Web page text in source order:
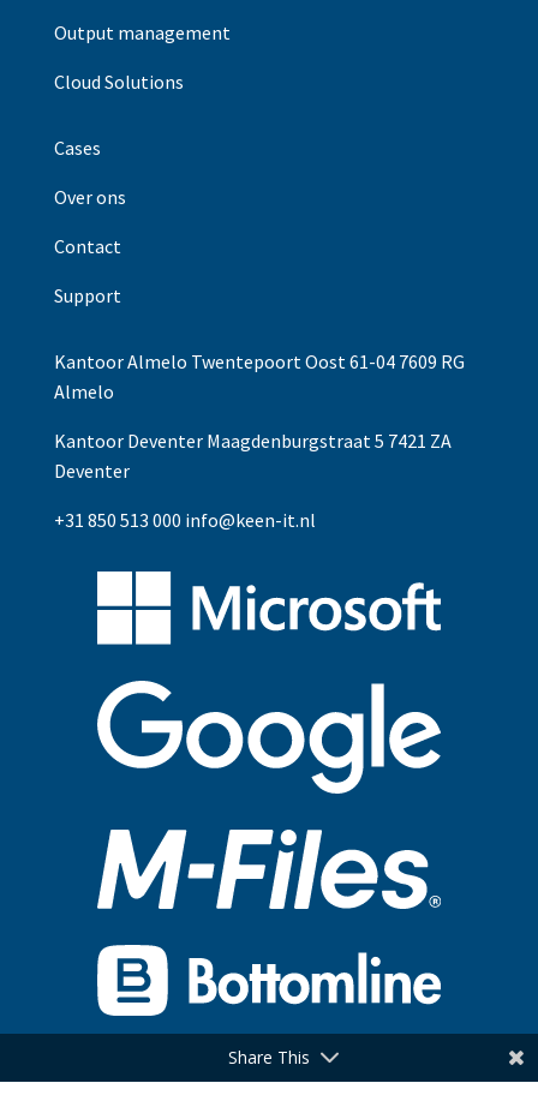
Output management
Cloud Solutions
Cases
Over ons
Contact
Support
Kantoor Almelo Twentepoort Oost 61-04 7609 RG
Almelo
Kantoor Deventer Maagdenburgstraat 5 7421 ZA
Deventer
+31 850 513 000 info@keen-it.nl
Share This